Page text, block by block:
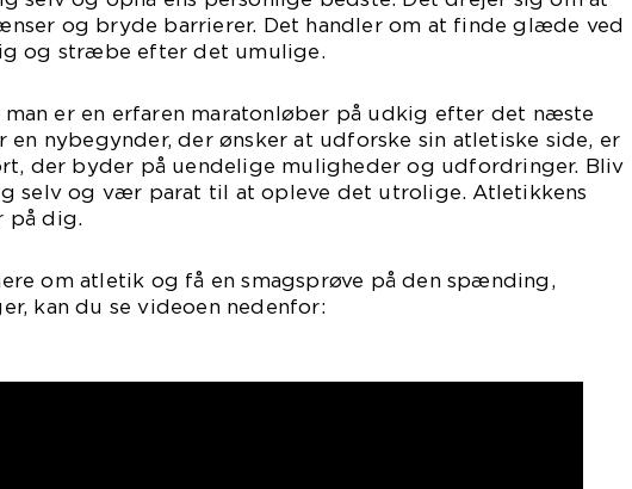
og bryde barrierer. Det handler om at finde glæde ved
og stræbe efter det umulige.
man er en erfaren maratonløber på udkig efter det næste
en nybegynder, der ønsker at udforske sin atletiske side, er
der byder på uendelige muligheder og udfordringer. Bliv
selv og vær parat til at opleve det utrolige. Atletikkens
på dig.
om atletik og få en smagsprøve på den spænding,
kan du se videoen nedenfor: